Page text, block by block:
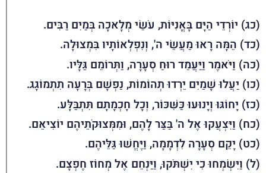
(כג) יוֹרְדֵי הַיָּם בָּאֳנִיּוֹת, עֹשֵׂי מְלָאכָה בְּמַיִם רַבִּים.
(כד) הֵמָּה רָאוּ מַעֲשֵׂי ה', וְנִפְלְאוֹתָיו בִּמְצוּלָה.
(כה) וַיֹּאמֶר וַיַּעֲמֵד רוּחַ סְעָרָה, וַתְּרוֹמֵם גַּלָּיו.
(כו) יַעֲלוּ שָׁמַיִם יֵרְדוּ תְהוֹמוֹת, נַפְשָׁם בְּרָעָה תִתְמוֹגָג.
(כז) יָחוֹגּוּ וְיָנוּעוּ כַּשִּׁכּוֹר, וְכָל חָכְמָתָם תִּתְבַּלָּע.
(כח) וַיִּצְעֲקוּ אֶל ה' בַּצַּר לָהֶם, וּמִמְּצוּקֹתֵיהֶם יוֹצִיאֵם.
(כט) יָקֵם סְעָרָה לִדְמָמָה, וַיֶּחֱשׁוּ גַּלֵּיהֶם.
(ל) וַיִּשְׂמְחוּ כִי יִשְׁתֹּקוּ, וַיַּנְחֵם אֶל מְחוֹז חֶפְצָם.